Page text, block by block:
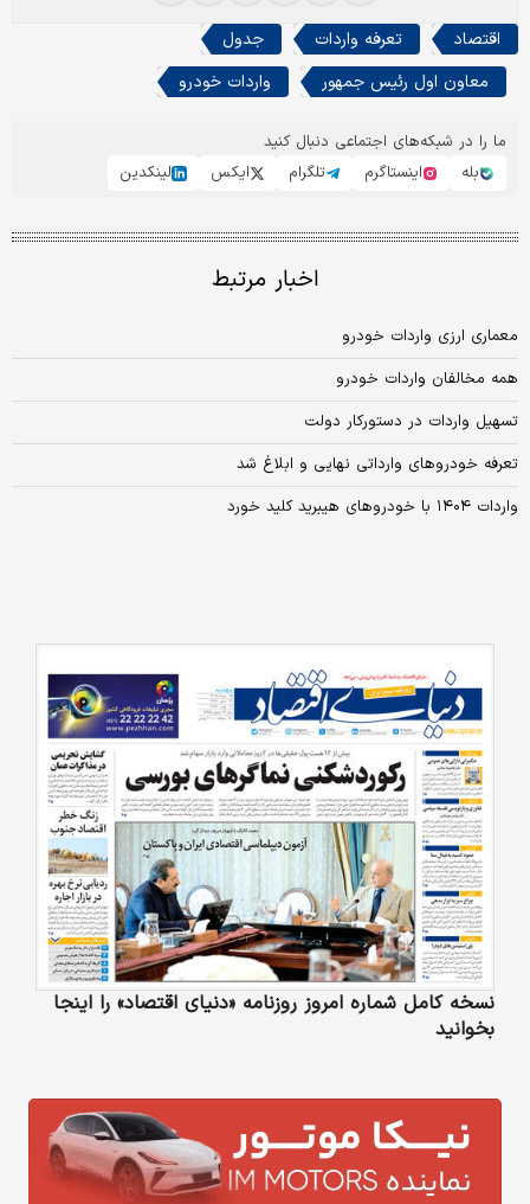
اقتصاد تعرفه واردات
جدول
معاون اول رئیس جمهور
واردات خودرو
ما را در شبکه‌های اجتماعی دنبال کنید
بله
اینستاگرم تلگرام ایکس لینکدین
اخبار مرتبط
معماری ارزی واردات خودرو
همه مخالفان واردات خودرو
تسهیل واردات در دستورکار دولت
تعرفه خودروهای وارداتی نهایی و ابلاغ شد
واردات ۱۴۰۴ با خودروهای هیبرید کلید خورد
نسخه کامل شماره امروز روزنامه «دنیای‌ اقتصاد» را اینجا
بخوانید